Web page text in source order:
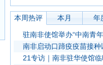
本周热评 本月 年
驻南非使馆举办“中南青
南非启动口蹄疫疫苗接种
21专访｜南非驻华使馆